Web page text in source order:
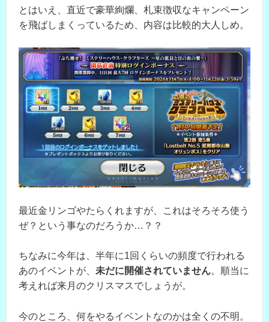
とはいえ、直近で豪華絢爛、札束徴収なキャンペーン
を飛ばしまくっているため、内容は比較的大人しめ。
最近金リンゴやたらくれますが、これはそろそろ使う
ぜ？という事なのだろうか…？？
ちなみに今年は、半年に1回くらいの頻度で行われる
あのイベントが、 未だに開催されていません。順当に
考えれば来月のクリスマスでしょうが。
今のところ、何をやるイベントなのかは全くの不明。